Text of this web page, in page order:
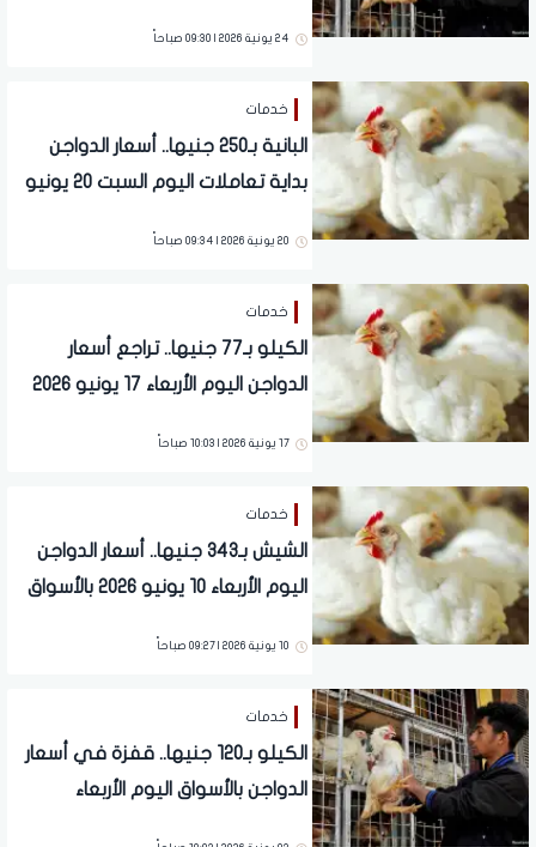
24 يونية 2026 | 09:30 صباحاً
خدمات
البانية بـ250 جنيها.. أسعار الدواجن
بداية تعاملات اليوم السبت 20 يونيو
20 يونية 2026 | 09:34 صباحاً
خدمات
الكيلو بـ77 جنيها.. تراجع أسعار
الدواجن اليوم الأربعاء 17 يونيو 2026
17 يونية 2026 | 10:03 صباحاً
خدمات
الشيش بـ343 جنيها.. أسعار الدواجن
اليوم الأربعاء 10 يونيو 2026 بالأسواق
10 يونية 2026 | 09:27 صباحاً
خدمات
الكيلو بـ120 جنيها.. قفزة في أسعار
الدواجن بالأسواق اليوم الأربعاء